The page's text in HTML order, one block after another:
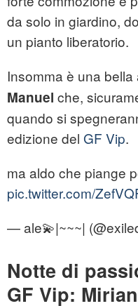
da solo in giardino,
un pianto liberatorio.
Insomma è una
Manuel che,
quando si
edizione del GF Vip.
ma aldo che piange
pic.twitter.com/
— ale💫|~~~|
Notte di
GF Vip: